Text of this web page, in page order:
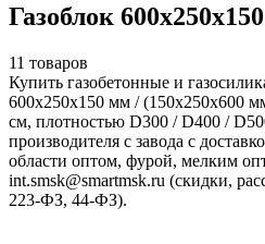
Газоблок
11 товаров
Купить газобетонные и
600х250х150 мм / (150х250х600
см, плотностью D300 / D400 /
производителя с завода с
области оптом, фурой, мелким
int.smsk@smartmsk.ru (скидки,
223-ФЗ, 44-ФЗ).